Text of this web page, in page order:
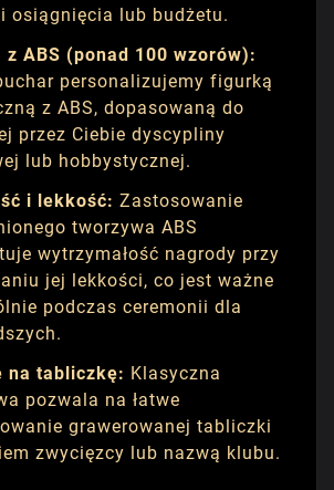
osiągnięcia lub budżetu.
z ABS (ponad 100 wzorów):
personalizujemy figurką
z ABS, dopasowaną do
przez Ciebie dyscypliny
lub hobbystycznej.
i lekkość: Zastosowanie
tworzywa ABS
wytrzymałość nagrody przy
jej lekkości, co jest ważne
podczas ceremonii dla
na tabliczkę: Klasyczna
pozwala na łatwe
grawerowanej tabliczki
zwycięzcy lub nazwą klubu.